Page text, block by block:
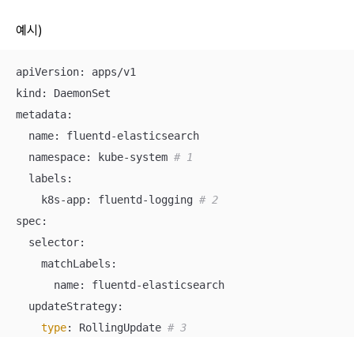
예시)
apiVersion: apps/v1
kind: DaemonSet
metadata:
  name: fluentd-elasticsearch
  namespace: kube-system
# 1
  labels:
    k8s-app: fluentd-logging
# 2
spec:
  selector:
    matchLabels:
      name: fluentd-elasticsearch
  updateStrategy:
type: RollingUpdate # 3